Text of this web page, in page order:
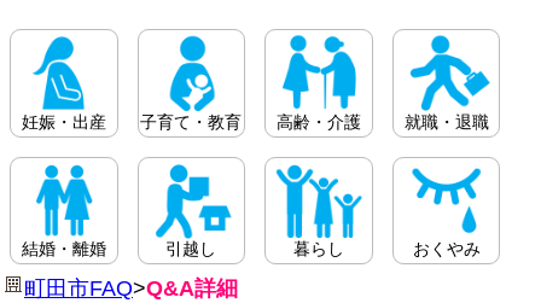
妊娠・出産 子育て・教育 高齢・介護 就職・退職
結婚・離婚 引越し 暮らし おくやみ
町田市FAQ>Q&A詳細